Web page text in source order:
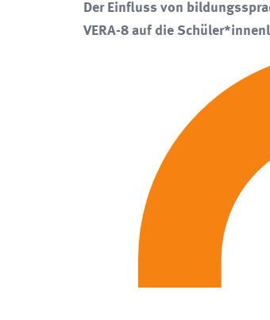
Der Einfluss von
VERA-8 auf die